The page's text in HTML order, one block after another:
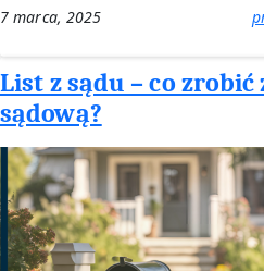
spadku
dziecko
7 marca, 2025
List z sądu – co zrobić
sądową?